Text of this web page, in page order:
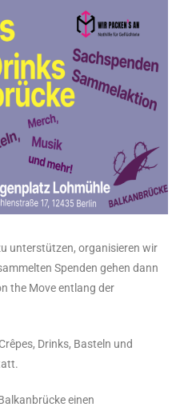
unterstützen, organisieren wir
Spenden gehen dann
the Move entlang der
Drinks, Basteln und
einen